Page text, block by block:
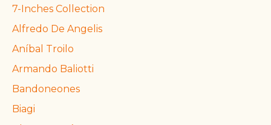
7-Inches Collection
Alfredo De Angelis
Aníbal Troilo
Armando Baliotti
Bandoneones
Biagi